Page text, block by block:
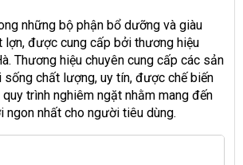
những bộ phận bổ dưỡng và giàu
được cung cấp bởi thương hiệu
Thương hiệu chuyên cung cấp các sản
chất lượng, uy tín, được chế biến
trình nghiêm ngặt nhằm mang đến
ngon nhất cho người tiêu dùng.